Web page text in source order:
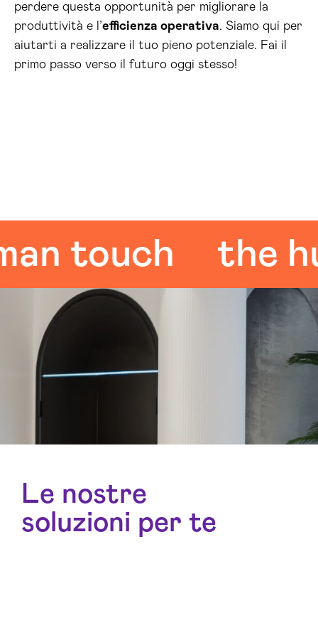
perdere questa opportunità per migliorare la
produttività e l’efficienza operativa. Siamo qui per
aiutarti a realizzare il tuo pieno potenziale. Fai il
primo passo verso il futuro oggi stesso!
the
Le nostre
soluzioni per te